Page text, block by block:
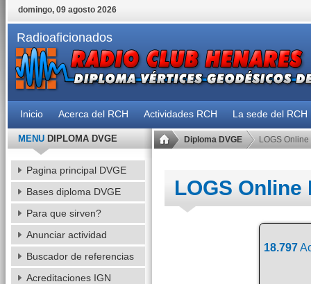
domingo, 09 agosto 2026
Radioaficionados
Inicio Acerca del RCH Actividades RCH La sede del RCH
Diploma DVGE LOGS Online
LOGS Online
18.797
MENUDIPLOMA DVGE
Pagina principal DVGE
Bases diploma DVGE
Para que sirven?
Anunciar actividad
Buscador de referencias
Acreditaciones IGN